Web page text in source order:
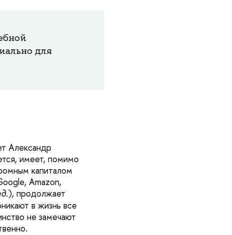
для
Александр
имеет, помимо
капиталом
Amazon,
), продолжает
в жизнь все
не замечают